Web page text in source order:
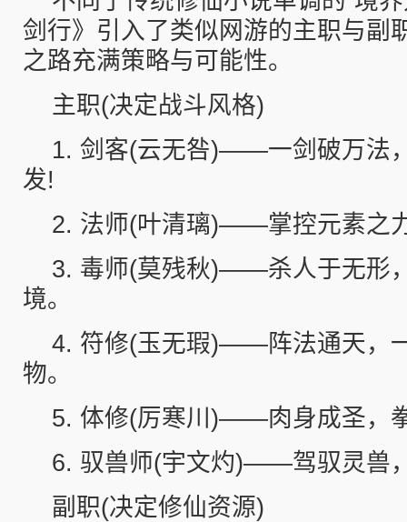
剑行》引入了类似网游的主职与副
之路充满策略与可能性。
主职(决定战斗风格)
1. 剑客(云无咎)——一剑破万法
发!
2. 法师(叶清璃)——掌控元素之
3. 毒师(莫残秋)——杀人于无形
境。
4. 符修(玉无瑕)——阵法通天，
物。
5. 体修(厉寒川)——肉身成圣，
6. 驭兽师(宇文灼)——驾驭灵兽
副职(决定修仙资源)